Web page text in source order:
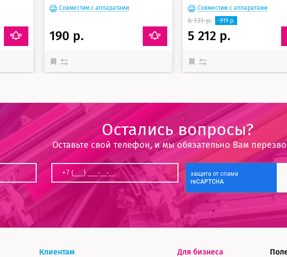
Совместим с аппаратами
190 р.
Совместим с аппаратами
6 131 р. -919 р.
5 212 р.
Остались вопросы?
Оставьте свой телефон, и мы обязательно Вам
Клиентам
Для бизнеса